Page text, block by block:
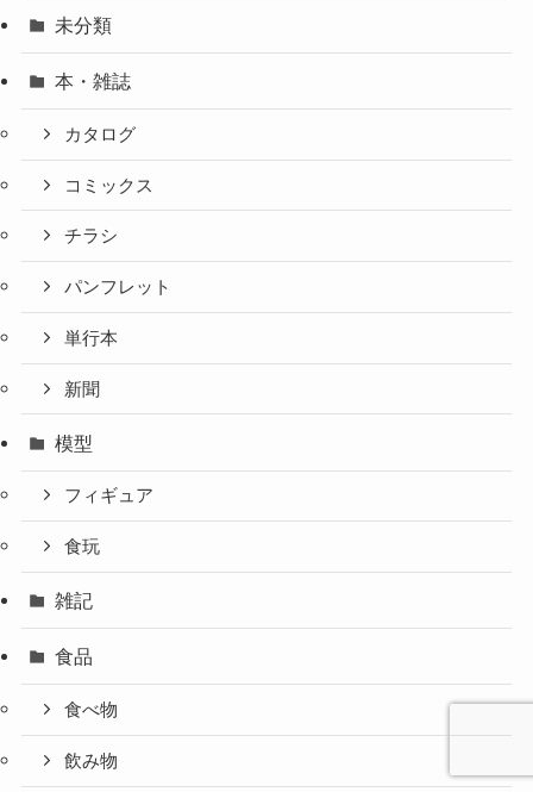
未分類
本・雑誌
カタログ
コミックス
チラシ
パンフレット
単行本
新聞
模型
フィギュア
食玩
雑記
食品
食べ物
飲み物